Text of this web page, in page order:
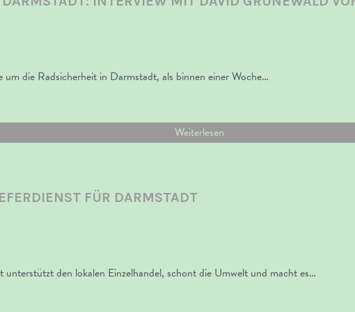
die Radsicherheit in Darmstadt, als binnen einer Woche…
Weiterlesen
FÜR DARMSTADT
den lokalen Einzelhandel, schont die Umwelt und macht es…